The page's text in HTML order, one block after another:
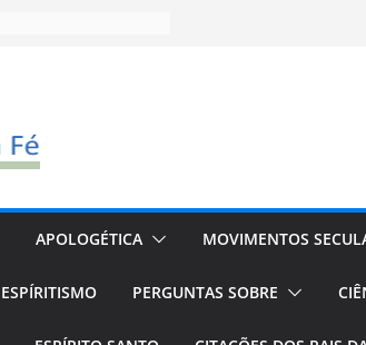
APOLOGÉTICA MOVIMENTOS
ESPÍRITISMO PERGUNTAS SOBRE